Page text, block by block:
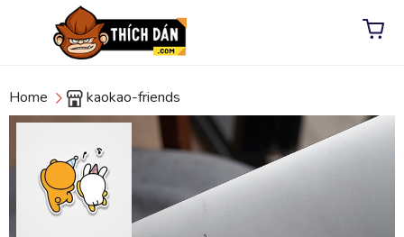
Home kaokao-friends